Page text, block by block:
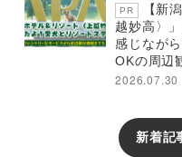
PR
【新
越妙高〉
感じなが
OKの周辺
2026.07.30
新着記